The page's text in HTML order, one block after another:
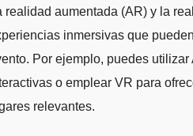
realidad aumentada (AR) y la
inmersivas que
Por ejemplo, puedes
o emplear VR para
relevantes.